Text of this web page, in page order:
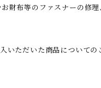
財布等のファスナーの修
いただいた商品について